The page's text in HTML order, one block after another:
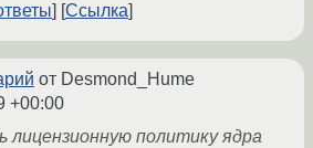
Ссылка
от Desmond_Hume
+00:00
лицензионную политику ядра